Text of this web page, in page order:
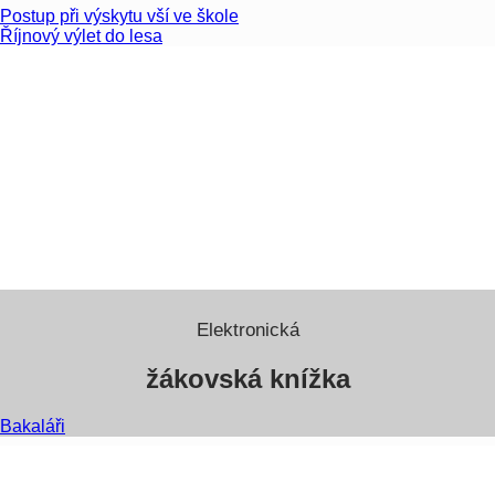
Postup při výskytu vší ve škole
Říjnový výlet do lesa
Elektronická
žákovská knížka
Bakaláři